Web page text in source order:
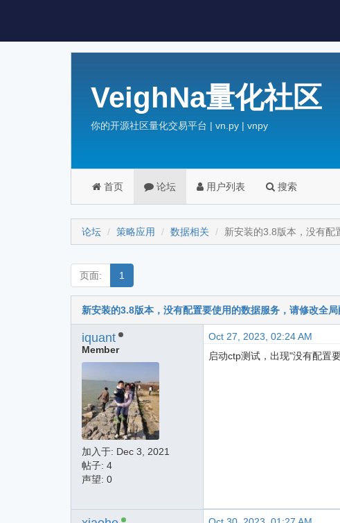
VeighNa量化社区
你的开源社区量化交易平台 | vn.py | vnpy
首页 论坛 用户列表 搜索
论坛 策略应用 数据相关 新安装的3.8版本，没有配
页面: 1
新安装的3.8版本，没有配置要使用的数据服务，请修改全
iquant
Member
加入于: Dec 3, 2021
帖子: 4
声望: 0
Oct 27, 2023, 02:24 AM
启动ctp测试，出现"没有配置